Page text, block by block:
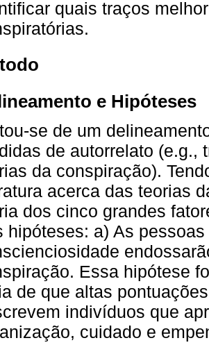
quais traços
e Hipóteses
se de um
de autorrelato (e.g.,
da conspiração).
acerca das teorias
dos cinco grandes
hipóteses: a) As
Essa hipótese
de que altas
indivíduos que
cuidado e